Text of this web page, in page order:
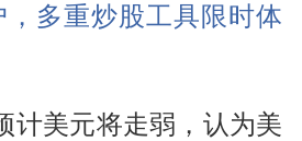
，多重炒股工具限时体
计美元将走弱，认为美